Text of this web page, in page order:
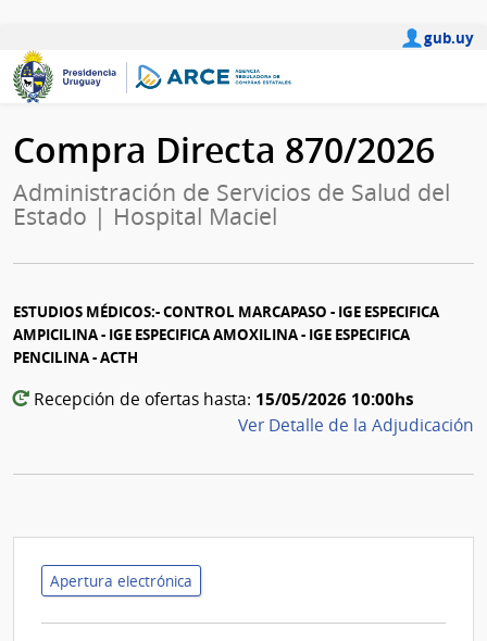
gub.uy
Compra Directa 870/2026
Administración de Servicios de Salud del
Estado | Hospital Maciel
ESTUDIOS MÉDICOS:- CONTROL MARCAPASO - IGE ESPECIFICA
AMPICILINA - IGE ESPECIFICA AMOXILINA - IGE ESPECIFICA
PENCILINA - ACTH
Recepción de ofertas hasta: 15/05/2026 10:00hs
Ver Detalle de la Adjudicación
Apertura electrónica